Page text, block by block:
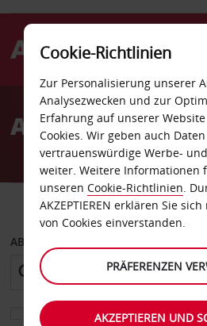
Avis
FAHRZEUG
ABHOLEN VON
Eine andere Rückgabestation
Cookie-Richtlinien
Zur Personalisierung unserer
Analysezwecken und zur
Erfahrung auf unserer
Cookies. Wir geben auch
vertrauenswürdige Werbe-
weiter. Weitere Informationen
unseren Cookie-Richtlinien.
AKZEPTIEREN erklären Sie
von Cookies einverstanden.
PRÄFERENZEN
AKZEPTIEREN UND